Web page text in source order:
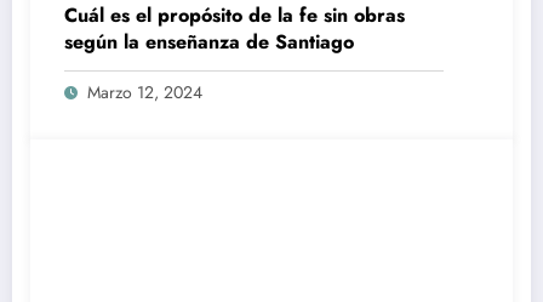
Cuál es el propósito de la fe sin obras
según la enseñanza de Santiago
Marzo 12, 2024